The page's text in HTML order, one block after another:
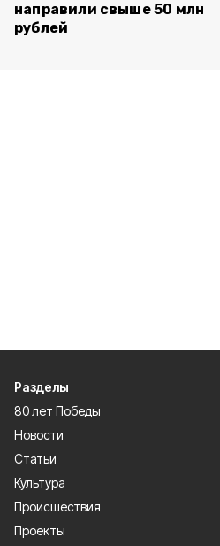
направили свыше 50 млн
рублей
Разделы
80 лет Победы
Новости
Статьи
Культура
Происшествия
Проекты